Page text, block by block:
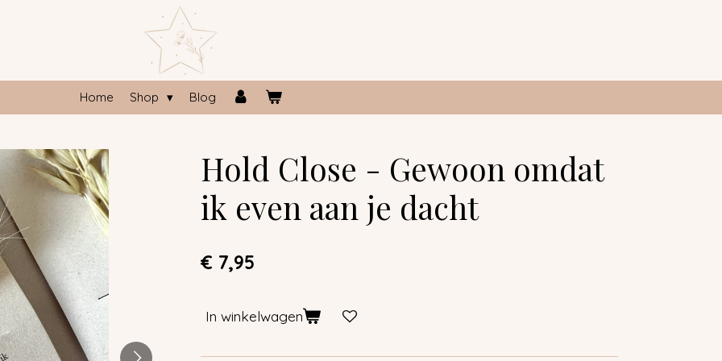
Home Shop Blog
Hold Close - Gewoon omdat
ik even aan je dacht
€ 7,95
In winkelwagen